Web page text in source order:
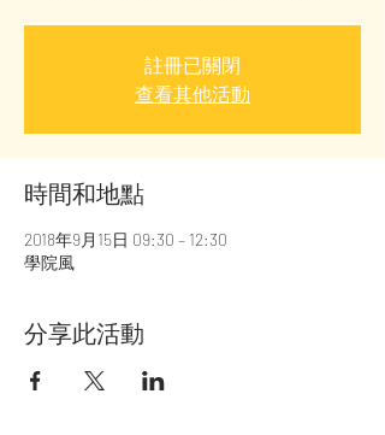
註冊已關閉
查看其他活動
時間和地點
2018年9月15日 09:30 – 12:30
學院風
分享此活動